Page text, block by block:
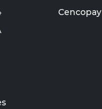
Cencopay